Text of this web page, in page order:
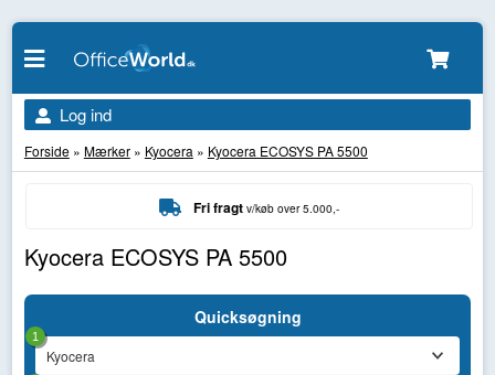
Log ind
Forside» Mærker» Kyocera » Kyocera ECOSYS PA 5500
Fri fragt v/køb over 5.000,-
Kyocera ECOSYS PA 5500
Quicksøgning
1